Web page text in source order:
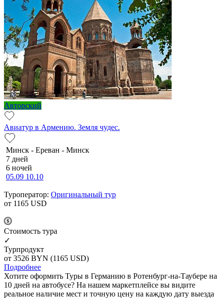
Авторский
Авиатур в Армению. Земля чудес.
Минск - Ереван - Минск
7 дней
6 ночей
05.09 10.10
Туроператор: Оригинальный тур
от 1165 USD
Cтоимость тура
✓
Турпродукт
от 3526 BYN (1165 USD)
Подробнее
Хотите оформить Туры в Германию в Ротенбург-на-Таубере на
10 дней на автобусе? На нашем маркетплейсе вы видите
реальное наличие мест и точную цену на каждую дату выезда